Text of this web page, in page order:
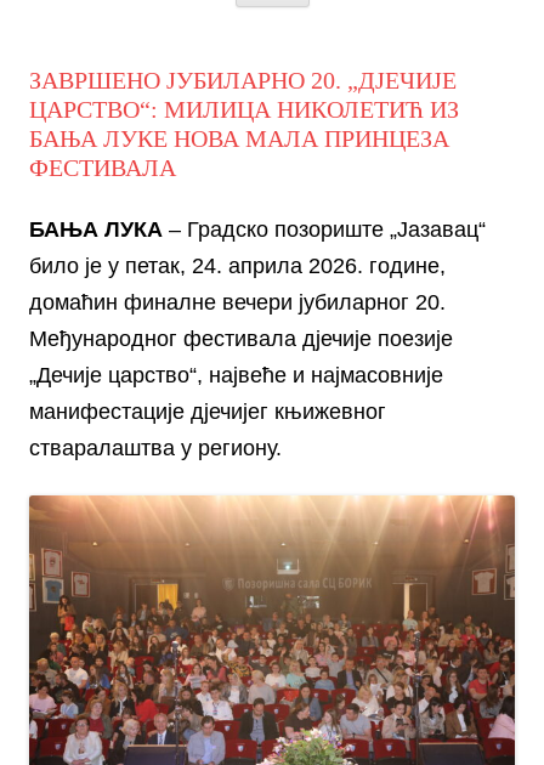
ЗАВРШЕНО ЈУБИЛАРНО 20. „ДЈЕЧИЈЕ
ЦАРСТВО“: МИЛИЦА НИКОЛЕТИЋ ИЗ
БАЊА ЛУКЕ НОВА МАЛА ПРИНЦЕЗА
ФЕСТИВАЛА
БАЊА ЛУКА – Градско позориште „Јазавац“
било је у петак, 24. априла 2026. године,
домаћин финалне вечери јубиларног 20.
Међународног фестивала д‌јечије поезије
„Дечије царство“, највеће и најмасовније
манифестације д‌јечијег књижевног
стваралаштва у региону.